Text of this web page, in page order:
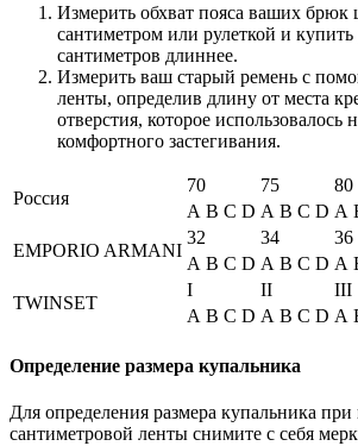
Измерить обхват пояса ваших
сантиметром или рулеткой и
сантиметров длиннее.
Измерить ваш старый ремень с
ленты, определив длину от места
отверстия, которое использовалось
комфортного застегивания.
Россия
70 75 80
A B C D A B C D A
EMPORIO ARMANI
32 34 36
A B C D A B C D A
TWINSET
I II III
A B C D A B C D A
Определение размера купальника
Для определения размера купальника
сантиметровой ленты снимите с себя